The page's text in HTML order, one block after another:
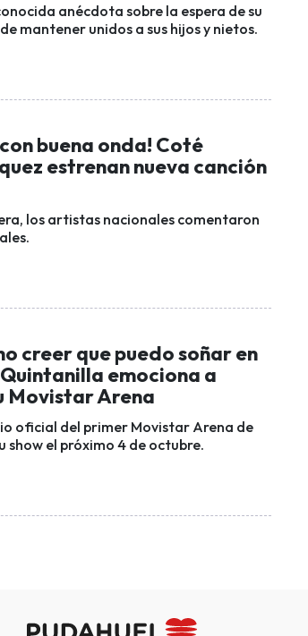
anécdota sobre la espera de su
mantener unidos a sus hijos y nietos.
buena onda! Coté
estrenan nueva canción
los artistas nacionales comentaron
creer que puedo soñar en
emociona a
Movistar Arena
oficial del primer Movistar Arena de
show el próximo 4 de octubre.